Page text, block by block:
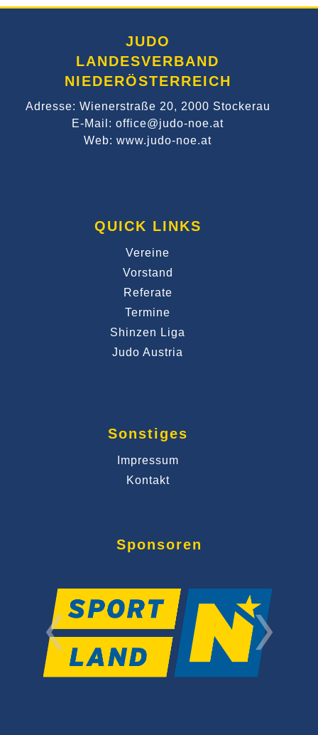
JUDO
LANDESVERBAND
NIEDERÖSTERREICH
Adresse: Wienerstraße 20, 2000 Stockerau
E-Mail: office@judo-noe.at
Web: www.judo-noe.at
QUICK LINKS
Vereine
Vorstand
Referate
Termine
Shinzen Liga
Judo Austria
Sonstiges
Impressum
Kontakt
Sponsoren